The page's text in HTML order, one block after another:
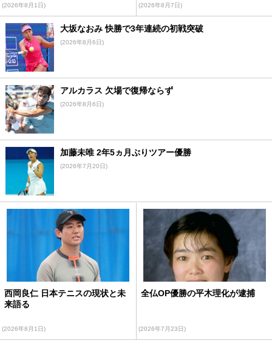
(2026年8月1日) (2026年8月7日)
大坂なおみ 快勝で3年連続の初戦突破
(2026年8月6日)
アルカラス 欠場で復帰ならず
(2026年8月6日)
加藤未唯 2年5ヵ月ぶりツアー優勝
(2026年7月20日)
西岡良仁 日本テニスの現状と未
来語る
(2026年8月1日)
全仏OP優勝の平木理化が逮捕
(2026年7月23日)